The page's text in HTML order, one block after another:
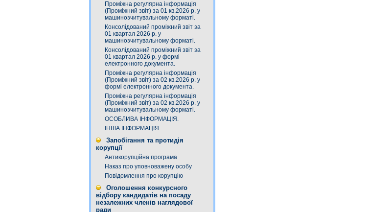
Проміжна регулярна інформація
(Проміжний звіт) за 01 кв.2026 р. у
машинозчитувальному форматі.
Консолідований проміжний звіт за
01 квартал 2026 р. у
машинозчитувальному форматі.
Консолідований проміжний звіт за
01 квартал 2026 р. у формі
електронного документа.
Проміжна регулярна інформація
(Проміжний звіт) за 02 кв.2026 р. у
формі електронного документа.
Проміжна регулярна інформація
(Проміжний звіт) за 02 кв.2026 р. у
машинозчитувальному форматі.
ОСОБЛИВА ІНФОРМАЦІЯ.
ІНША ІНФОРМАЦІЯ.
Запобігання та протидія
корупції
Антикорупційна програма
Наказ про уповноважену особу
Повідомлення про корупцію
Оголошення конкурсного
відбору кандидатів на посаду
незалежних членів наглядової
ради